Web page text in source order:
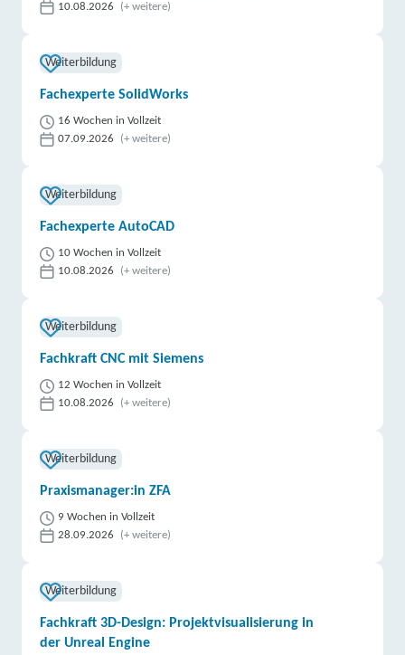
10.08.2026
(+ weitere)
Weiterbildung
Fachexperte SolidWorks
16 Wochen in Vollzeit
07.09.2026
(+ weitere)
Weiterbildung
Fachexperte AutoCAD
10 Wochen in Vollzeit
10.08.2026
(+ weitere)
Weiterbildung
Fachkraft CNC mit Siemens
12 Wochen in Vollzeit
10.08.2026
(+ weitere)
Weiterbildung
Praxismanager:in ZFA
9 Wochen in Vollzeit
28.09.2026
(+ weitere)
Weiterbildung
Fachkraft 3D-Design: Projektvisualisierung in
der Unreal Engine